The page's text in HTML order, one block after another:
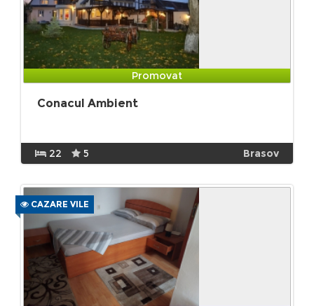
Promovat
Conacul Ambient
22 5 Brasov
CAZARE VILE